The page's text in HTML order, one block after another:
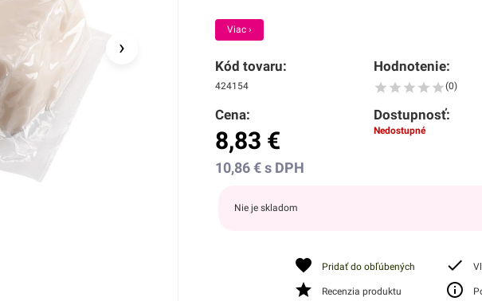
›
Viac ›
Kód tovaru:
424154
Hodnotenie:
(0)
Cena:
8,83 €
10,86€s DPH
Dostupnosť:
Nedostupné
Nie je skladom
Pridať do obľúbených
Recenzia produktu